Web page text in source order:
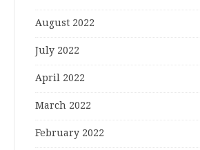
August 2022
July 2022
April 2022
March 2022
February 2022